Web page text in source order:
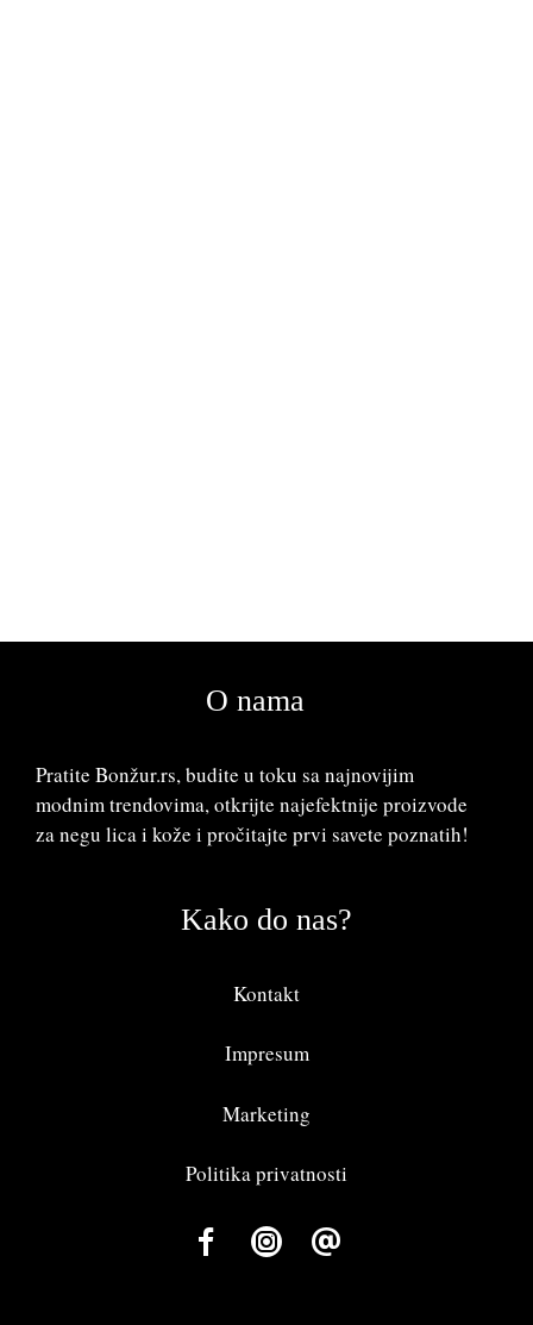
O nama
Pratite Bonžur.rs, budite u toku sa najnovijim
modnim trendovima, otkrijte najefektnije proizvode
za negu lica i kože i pročitajte prvi savete poznatih!
Kako do nas?
Kontakt
Impresum
Marketing
Politika privatnosti